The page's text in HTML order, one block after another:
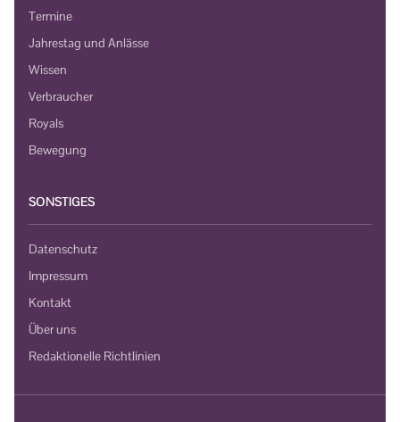
Termine
Jahrestag und Anlässe
Wissen
Verbraucher
Royals
Bewegung
SONSTIGES
Datenschutz
Impressum
Kontakt
Über uns
Redaktionelle Richtlinien